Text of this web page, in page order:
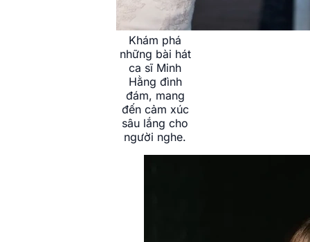
Khám phá
những bài hát
ca sĩ Minh
Hằng đình
đám, mang
đến cảm xúc
sâu lắng cho
người nghe.